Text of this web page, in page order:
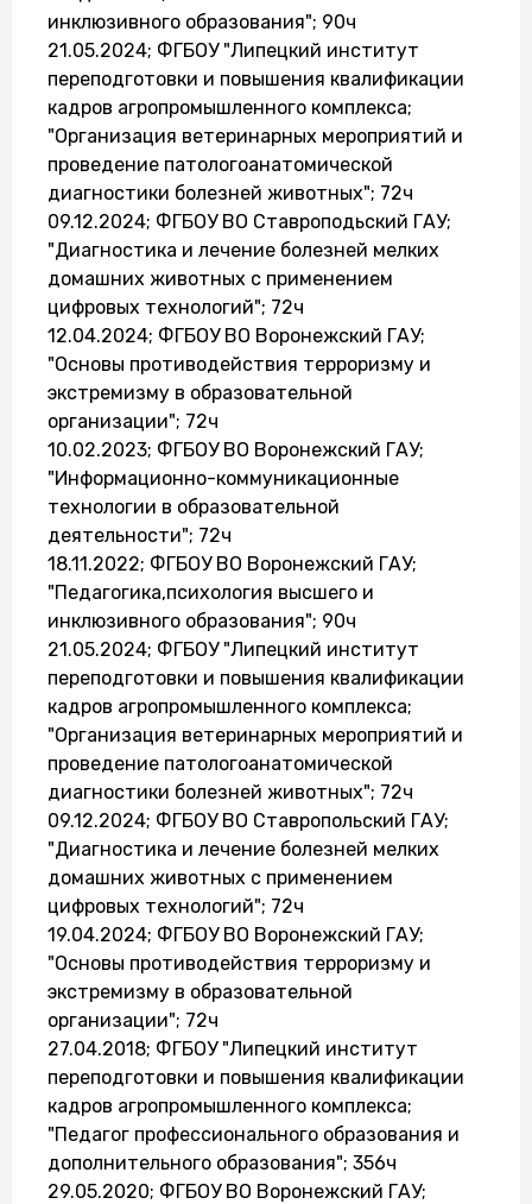
инклюзивного образования"; 90ч
21.05.2024; ФГБОУ "Липецкий институт
переподготовки и повышения квалификации
кадров агропромышленного комплекса;
"Организация ветеринарных мероприятий и
проведение патологоанатомической
диагностики болезней животных"; 72ч
09.12.2024; ФГБОУ ВО Ставроподьский ГАУ;
"Диагностика и лечение болезней мелких
домашних животных с применением
цифровых технологий"; 72ч
12.04.2024; ФГБОУ ВО Воронежский ГАУ;
"Основы противодействия терроризму и
экстремизму в образовательной
организации"; 72ч
10.02.2023; ФГБОУ ВО Воронежский ГАУ;
"Информационно-коммуникационные
технологии в образовательной
деятельности"; 72ч
18.11.2022; ФГБОУ ВО Воронежский ГАУ;
"Педагогика,психология высшего и
инклюзивного образования"; 90ч
21.05.2024; ФГБОУ "Липецкий институт
переподготовки и повышения квалификации
кадров агропромышленного комплекса;
"Организация ветеринарных мероприятий и
проведение патологоанатомической
диагностики болезней животных"; 72ч
09.12.2024; ФГБОУ ВО Ставропольский ГАУ;
"Диагностика и лечение болезней мелких
домашних животных с применением
цифровых технологий"; 72ч
19.04.2024; ФГБОУ ВО Воронежский ГАУ;
"Основы противодействия терроризму и
экстремизму в образовательной
организации"; 72ч
27.04.2018; ФГБОУ "Липецкий институт
переподготовки и повышения квалификации
кадров агропромышленного комплекса;
"Педагог профессионального образования и
дополнительного образования"; 356ч
29.05.2020; ФГБОУ ВО Воронежский ГАУ;